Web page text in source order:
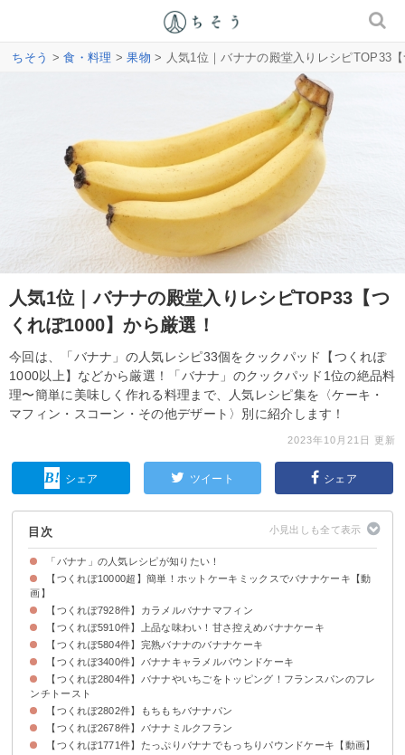
ちそう >食・料理 >果物 > 人気1位｜バナナの殿堂入りレシピTOP33
人気1位｜バナナの殿堂入りレシピTOP33【つ
くれぽ1000】から厳選！
今回は、「バナナ」の人気レシピ33個をクックパッド【つくれぽ
1000以上】などから厳選！「バナナ」のクックパッド1位の絶品料
理〜簡単に美味しく作れる料理まで、人気レシピ集を〈ケーキ・
マフィン・スコーン・その他デザート〉別に紹介します！
2023年10月21日 更新
シェア ツイート シェア
目次
「バナナ」の人気レシピが知りたい！
【つくれぽ10000超】簡単！ホットケーキミックスでバナナケーキ【動
画】
【つくれぽ7928件】カラメルバナナマフィン
【つくれぽ5910件】上品な味わい！甘さ控えめバナナケーキ
【つくれぽ5804件】完熟バナナのバナナケーキ
【つくれぽ3400件】バナナキャラメルパウンドケーキ
【つくれぽ2804件】バナナやいちごをトッピング！フランスパンのフレ
ンチトースト
【つくれぽ2802件】もちもちバナナパン
【つくれぽ2678件】バナナミルクフラン
【つくれぽ1771件】たっぷりバナナでもっちりパウンドケーキ【動画】